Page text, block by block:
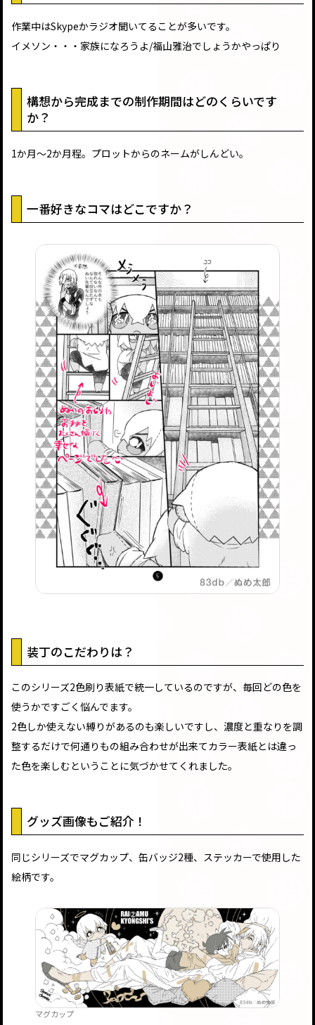
作業中はSkypeかラジオ聞いてることが多いです。
イメソン・・・家族になろうよ/福山雅治でしょうかやっぱり
構想から完成までの制作期間はどのくらいです
か？
1か月～2か月程。プロットからのネームがしんどい。
一番好きなコマはどこですか？
装丁のこだわりは？
このシリーズ2色刷り表紙で統一しているのですが、毎回どの色を
使うかですごく悩んでます。
2色しか使えない縛りがあるのも楽しいですし、濃度と重なりを調
整するだけで何通りもの組み合わせが出来てカラー表紙とは違っ
た色を楽しむということに気づかせてくれました。
グッズ画像もご紹介！
同じシリーズでマグカップ、缶バッジ2種、ステッカーで使用した
絵柄です。
マグカップ